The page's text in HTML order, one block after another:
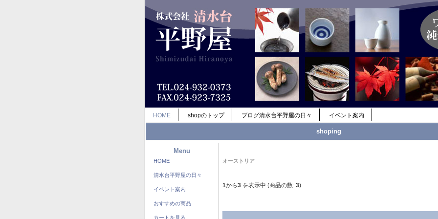
HOME shopのトップ ブログ清水台平野屋の日々 イベント案内
shoping
Menu
HOME
清水台平野屋の日々
イベント案内
おすすめの商品
カートを見る
オーストリア
1から3 を表示中 (商品の数: 3)